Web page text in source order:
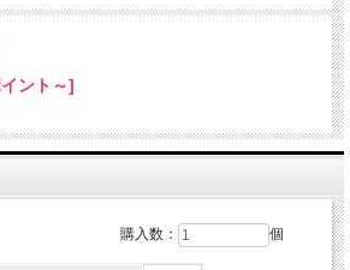
ライバー、ボトルオープナー、リーマー、ノコギリ、
イバーの8つの機能がひとつに。
ント～]
購入数： 個